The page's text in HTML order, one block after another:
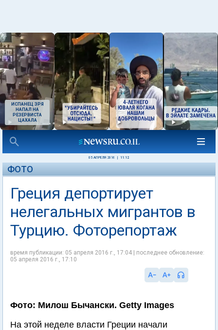
ИСПАНЕЦ ЗРЯ
НАПАЛ НА
РЕЗЕРВИСТА
ЦАХАЛА
05 АПРЕЛЯ 2016 11:12
ФОТО
Греция депортирует
нелегальных мигрантов в
Турцию. Фоторепортаж
время публикации: 05 апреля 2016 г., 17:04 | последнее обновление:
05 апреля 2016 г., 17:10
Фото: Милош Бычански. Getty Images
На этой неделе власти Греции начали